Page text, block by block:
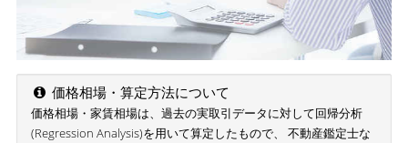
価格相場・算定方法について
価格相場・家賃相場は、過去の実取引データに対して回帰分析
(Regression Analysis)を用いて算定したもので、 不動産鑑定士な